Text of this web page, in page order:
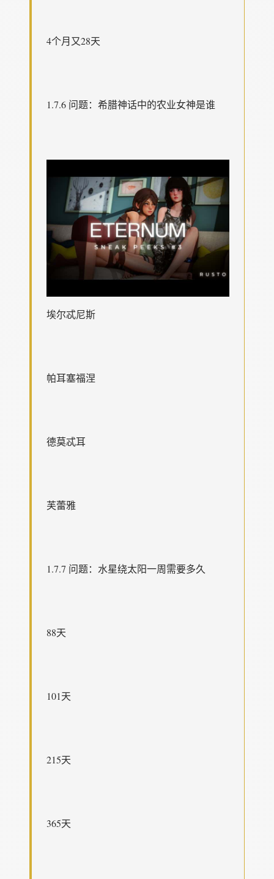
4个月又28天
1.7.6 问题：希腊神话中的农业女神是谁
埃尔忒尼斯
帕耳塞福涅
德莫忒耳
芙蕾雅
1.7.7 问题：水星绕太阳一周需要多久
88天
101天
215天
365天